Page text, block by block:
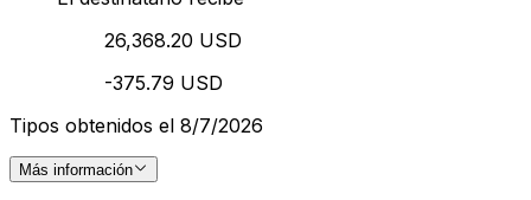
26,368.20 USD
-375.79 USD
Tipos obtenidos el 8/7/2026
Más información